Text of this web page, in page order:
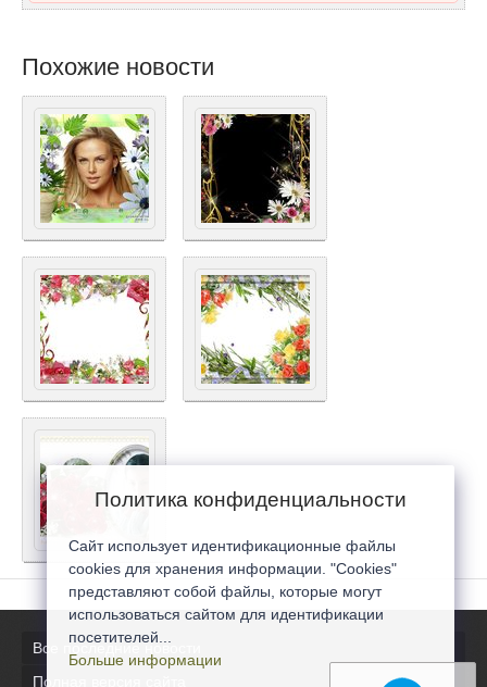
Похожие новости
Все последние новости
Полная версия сайта
Политика конфиденциальности
Сайт использует идентификационные файлы
cookies для хранения информации. "Cookies"
представляют собой файлы, которые могут
использоваться сайтом для идентификации
посетителей...
Больше информации